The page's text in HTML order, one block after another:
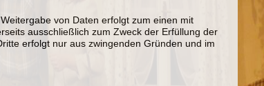
von Daten erfolgt zum einen mit
ausschließlich zum Zweck der Erfüllung der
erfolgt nur aus zwingenden Gründen und im